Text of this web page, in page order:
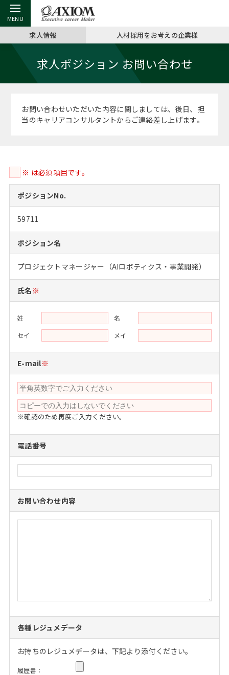
戻る
アクシアムの特長 ミッシ
コンサ
サービス案内
お申し
キャリ
戻る
キャリア支援 TOP
キャリアデザイン講座
（最新求人市場動向）
キャリ
MBAの
おわり
MBAの転職事例
MBAからのFAQ
MBA留学生数の推移
MBA留
日本か
インターン受入企業一覧
MBAを生かす求人特集
年齢と年収の相関図
戻る
転職ツール TOP
英文レジュメの書き方
英文レ
パワー
よくある面接Q&A集
外資系／面接攻略のコツ
戻る
転職コラム TOP
“展”職相談室
転職成功への4つの鍵
キャリアに効く一冊
注目企業インタビュー
戻る
イベント・セミナー TOP
ジョブフェア
キャリアフォーラム
プロ経営者の特別セミナー
Career Talk Live
戻る
会社概要 TOP
沿革
採用情報
パブリシティ
ニュースリリース
求人情報 人材採用をお考えの企業様
求人ポジション お問い合わせ
お問い合わせいただいた内容に関しましては、後日、担
当のキャリアコンサルタントからご連絡差し上げます。
※ は必須項目です。
ポジションNo.
59711
ポジション名
プロジェクトマネージャー（AIロボティクス・事業開発）
氏名 ※
姓
名
セイ
メイ
E-mail※
※確認のため再度ご入力ください。
電話番号
お問い合わせ内容
各種レジュメデータ
お持ちのレジュメデータは、下記より添付ください。
履歴書：